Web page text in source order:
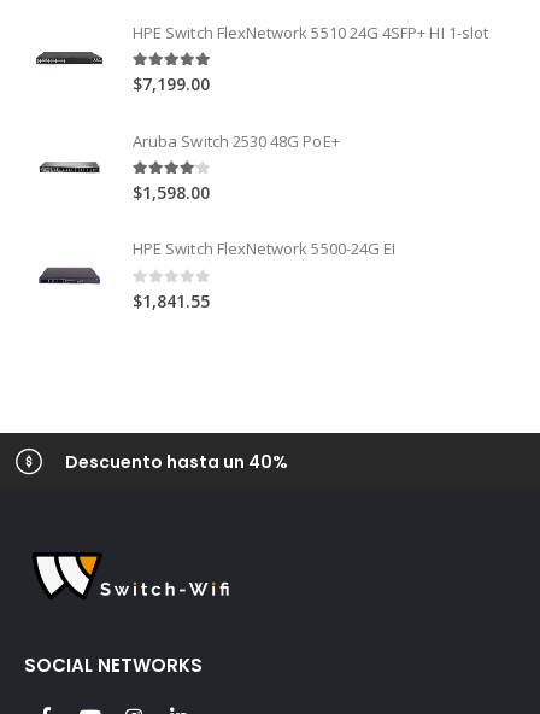
HPE Switch FlexNetwork 5510 24G 4SFP+ HI 1-slot
5.00out of 5
$7,199.00
Aruba Switch 2530 48G PoE+
4.00out of 5
$1,598.00
HPE Switch FlexNetwork 5500-24G EI
0out of 5
$1,841.55
Descuento hasta un 40%
SOCIAL NETWORKS